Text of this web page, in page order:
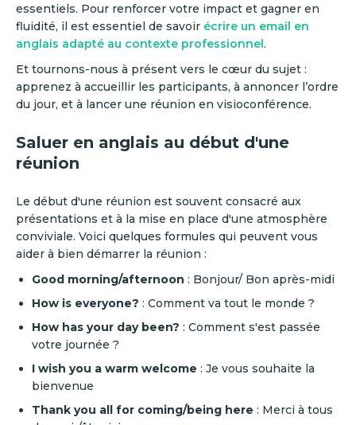
essentiels. Pour renforcer votre impact et gagner en
fluidité, il est essentiel de savoir écrire un email en
anglais adapté au contexte professionnel.
Et tournons-nous à présent vers le cœur du sujet :
apprenez à accueillir les participants, à annoncer l’ordre
du jour, et à lancer une réunion en visioconférence.
Saluer en anglais au début d'une
réunion
‍Le début d'une réunion est souvent consacré aux
présentations et à la mise en place d'une atmosphère
conviviale. Voici quelques formules qui peuvent vous
aider à bien démarrer la réunion :
‍Good morning/afternoon : Bonjour/ Bon après-midi‍
How is everyone? : Comment va tout le monde ?‍
How has your day been? : Comment s'est passée
votre journée ?‍
I wish you a warm welcome : Je vous souhaite la
bienvenue‍
Thank you all for coming/being here : Merci à tous